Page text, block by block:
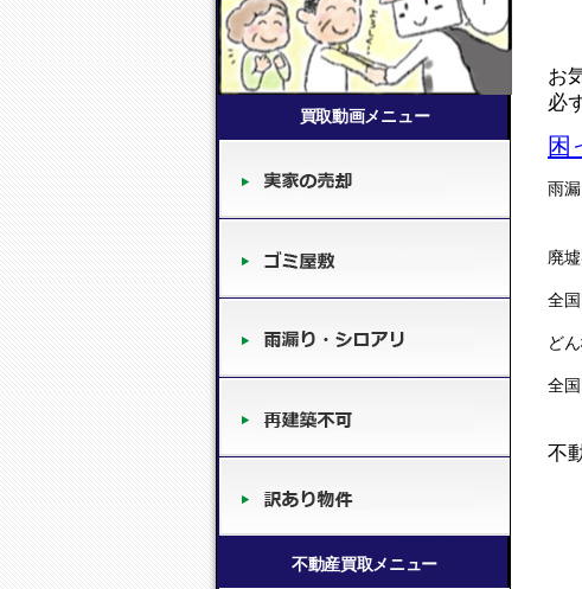
買取動画メニュー
不動産買取メニュー
お
必
困
雨
廃
全
ど
全
不